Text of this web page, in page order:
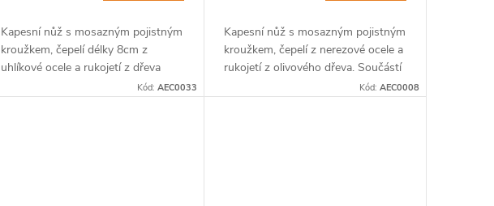
Kapesní nůž s mosazným pojistným
kroužkem, čepelí délky 8cm z
uhlíkové ocele a rukojetí z dřeva
amerického ořechu. Součástí balení
Kód: AEC0033
Kapesní nůž s mosazným pojistným
kroužkem, čepelí z nerezové ocele a
rukojetí z olivového dřeva. Součástí
balení je i torx pro utahování a
Kód: AEC0008